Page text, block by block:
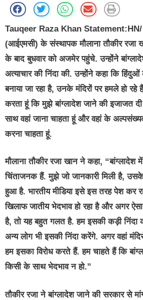
Tauqeer Raza Khan Statement:HN/
(आईएमसी) के संस्थापक मौलाना तौकीर रजा
के बाद बुधवार को अजमेर पहुंचे. उन्होंने
अत्याचार की निंदा की. उन्होंने कहा कि
बनाया जा रहा है, उनके मंदिरों पर हमले हो
करता हूं कि मुझे बांग्लादेश जाने की इजाजत
साथ वहां जाना चाहता हूं और वहां के
करना चाहता हूं.
मौलाना तौकीर रजा खान ने कहा, “बांग्लादेश
चिंताजनक हैं. मुझे जो जानकारी मिली है,
हुआ है. भारतीय मीडिया इसे इस तरह पेश कर
खिलाफ जातीय भेदभाव हो रहा है और अगर
है, तो यह बहुत गलत है. हम इसकी कड़ी निंदा
अन्य लोग भी इसकी निंदा करेंगे. अगर वहां
हम इसका विरोध करते हैं. हम चाहते हैं कि
किसी के साथ भेदभाव न हो.”
तौकीर रजा ने बांग्लादेश जाने की सरकार से